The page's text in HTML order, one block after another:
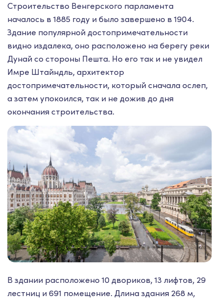
Строительство Венгерского парламента
началось в 1885 году и было завершено в 1904.
Здание популярной достопримечательности
видно издалека, оно расположено на берегу реки
Дунай со стороны Пешта. Но его так и не увидел
Имре Штайндль, архитектор
достопримечательности, который сначала ослеп,
а затем упокоился, так и не дожив до дня
окончания строительства.
В здании расположено 10 двориков, 13 лифтов, 29
лестниц и 691 помещение. Длина здания 268 м,